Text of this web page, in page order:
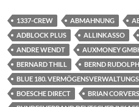
1337-CREW ABMAHNUNG
ADBLOCK PLUS
ALLINKASSO
ANDRE WENDT
AUXMONEY
BERNARD THILL
BERND RUDOLPH
BLUE 180.
BOESCHE DIRECT
BRIAN CORVERS